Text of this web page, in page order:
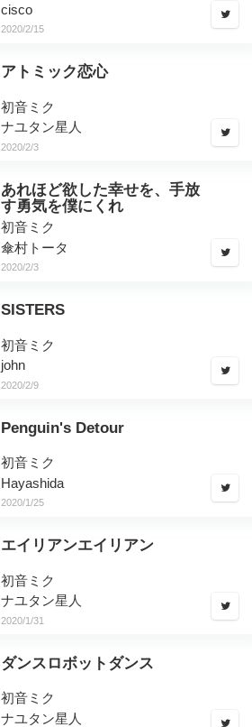
cisco
2020/2/15
アトミック恋心
初音ミク
ナユタン星人
2020/2/3
あれほど欲した幸せを、手放
す勇気を僕にくれ
初音ミク
傘村トータ
2020/2/3
SISTERS
初音ミク
john
2020/2/9
Penguin's Detour
初音ミク
Hayashida
2020/1/25
エイリアンエイリアン
初音ミク
ナユタン星人
2020/1/31
ダンスロボットダンス
初音ミク
ナユタン星人